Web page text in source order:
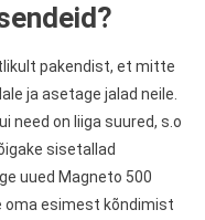
pakendist, et mitte
ja asetage jalad neile.
need on liiga suured, s.o
sisetallad
uued Magneto 500
oma esimest kõndimist